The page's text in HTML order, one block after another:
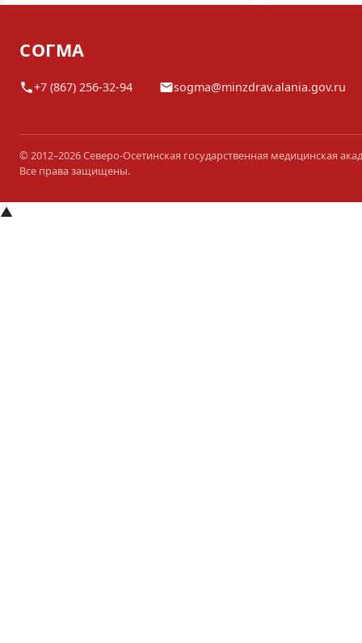
СОГМА
+7 (867) 256-32-94 sogma@minzdrav.alania.gov.ru
© 2012–2026 Северо-Осетинская государственная медицинская
Все права защищены.
▲